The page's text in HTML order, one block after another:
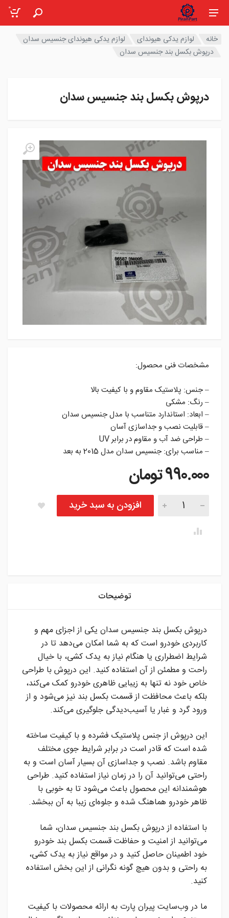
0
خانه لوازم یدکی هیوندای
لوازم یدکی هیوندای جنسیس سدان
درپوش بکسل بند جنسیس سدان
درپوش بکسل بند جنسیس سدان
مشخصات فنی محصول:
– جنس: پلاستیک مقاوم و با کیفیت بالا
– رنگ: مشکی
– ابعاد: استاندارد متناسب با مدل جنسیس سدان
– قابلیت نصب و جداسازی آسان
– طراحی ضد آب و مقاوم در برابر UV
– مناسب برای: جنسیس سدان مدل 2015 به بعد
990.000تومان
درپوش بکسل بند جنسیس سدان تعداد
افزودن به سبد خرید
توضیحات
درپوش بکسل بند جنسیس سدان یکی از اجزای مهم و
کاربردی خودرو است که به شما امکان می‌دهد تا در
شرایط اضطراری یا هنگام نیاز به یدک کشی، با خیال
راحت و مطمئن از آن استفاده کنید. این درپوش با طراحی
خاص خود نه تنها به زیبایی ظاهری خودرو کمک می‌کند،
بلکه باعث محافظت از قسمت بکسل بند نیز می‌شود و از
ورود گرد و غبار یا آسیب‌دیدگی جلوگیری می‌کند.
این درپوش از جنس پلاستیک فشرده و با کیفیت ساخته
شده است که قادر است در برابر شرایط جوی مختلف
مقاوم باشد. نصب و جداسازی آن بسیار آسان است و به
راحتی می‌توانید آن را در زمان نیاز استفاده کنید. طراحی
هوشمندانه این محصول باعث می‌شود تا به خوبی با
ظاهر خودرو هماهنگ شده و جلوه‌ای زیبا به آن ببخشد.
با استفاده از درپوش بکسل بند جنسیس سدان، شما
می‌توانید از امنیت و حفاظت قسمت بکسل بند خودرو
خود اطمینان حاصل کنید و در مواقع نیاز به یدک کشی،
به راحتی و بدون هیچ گونه نگرانی از این بخش استفاده
کنید.
ما در وب‌سایت پیران پارت به ارائه محصولات با کیفیت